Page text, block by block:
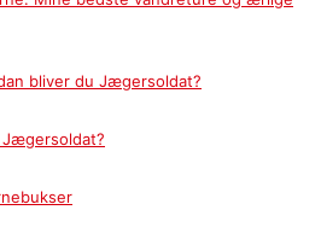
bliver du Jægersoldat?